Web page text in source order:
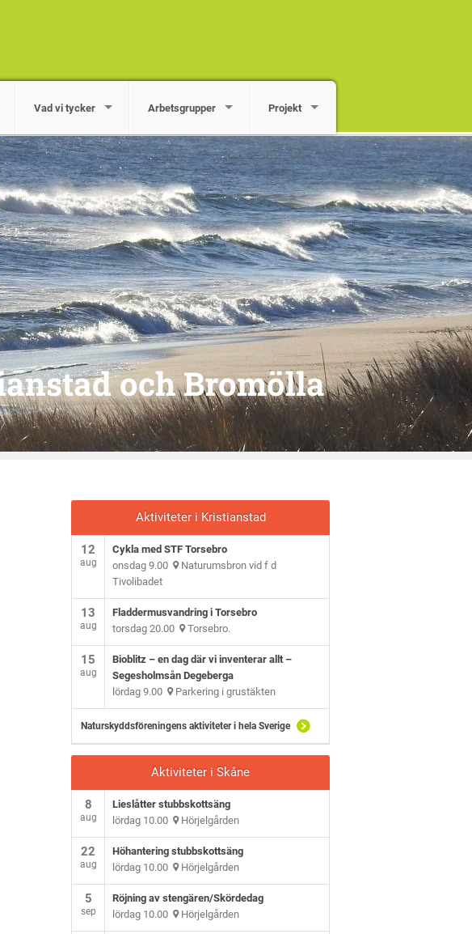
Vad vi tycker Arbetsgrupper Projekt
och Bromölla
Aktiviteter i Kristianstad
12
aug
Cykla med STF Torsebro
onsdag 9.00 Naturumsbron vid f d
Tivolibadet
13
aug
Fladdermusvandring i Torsebro
torsdag 20.00 Torsebro.
15
aug
Bioblitz – en dag där vi inventerar allt –
Segesholmsån Degeberga
lördag 9.00 Parkering i grustäkten
Naturskyddsföreningens aktiviteter i hela Sverige
Aktiviteter i Skåne
8
aug
Lieslåtter stubbskottsäng
lördag 10.00 Hörjelgården
22
aug
Höhantering stubbskottsäng
lördag 10.00 Hörjelgården
5
sep
Röjning av stengären/Skördedag
lördag 10.00 Hörjelgården